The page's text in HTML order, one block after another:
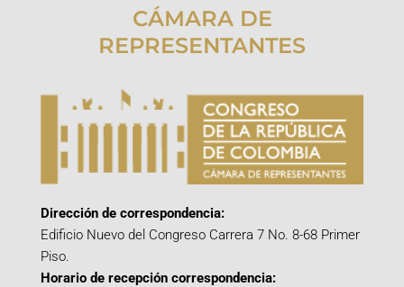
CÁMARA DE
REPRESENTANTES
Dirección de correspondencia:
Edificio Nuevo del Congreso Carrera 7 No. 8-68 Primer
Piso.
Horario de recepción correspondencia: